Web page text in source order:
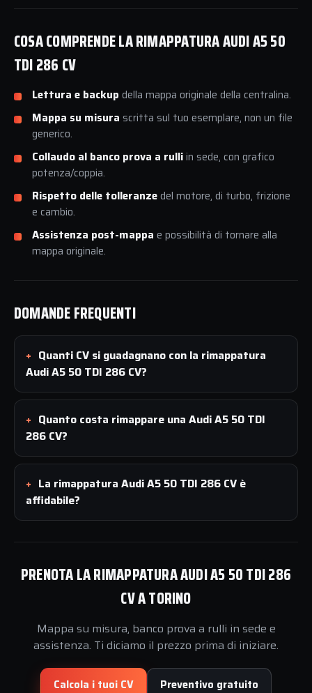
COSA COMPRENDE LA RIMAPPATURA AUDI A5 50
TDI 286 CV
Lettura e backup della mappa originale della centralina.
Mappa su misura scritta sul tuo esemplare, non un file
generico.
Collaudo al banco prova a rulliin sede, con grafico
potenza/coppia.
Rispetto delle tolleranzedel motore, di turbo, frizione
e cambio.
Assistenza post-mappa e possibilità di tornare alla
mappa originale.
DOMANDE FREQUENTI
Quanti CV si guadagnano con la rimappatura
Audi A5 50 TDI 286 CV?
Quanto costa rimappare una Audi A5 50 TDI
286 CV?
La rimappatura Audi A5 50 TDI 286 CV è
affidabile?
PRENOTA LA RIMAPPATURA AUDI A5 50 TDI 286
CV A TORINO
Mappa su misura, banco prova a rulli in sede e
assistenza. Ti diciamo il prezzo prima di iniziare.
Calcola i tuoi CV Preventivo gratuito